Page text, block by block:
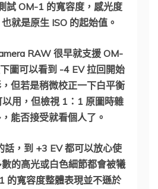
試 OM-1 的寬容度，感光度
就是原生 ISO 的起始值。
RAW 很早就支援 OM-
圖可以看到 -4 EV 拉回開始
但若是稍微校正一下白平衡
用，但檢視 1：1 原圖時雜
能否接受就看個人了。
話，到 +3 EV 都可以放心使
的高光或白色細節都會被犧
的寬容度整體表現並不遜於